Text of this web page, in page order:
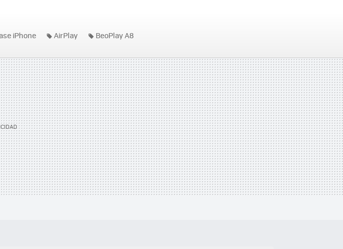
iPhone AirPlay BeoPlay A8